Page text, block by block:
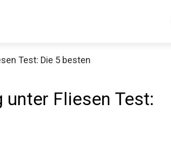
Test: Die 5 besten
Fliesen Test: